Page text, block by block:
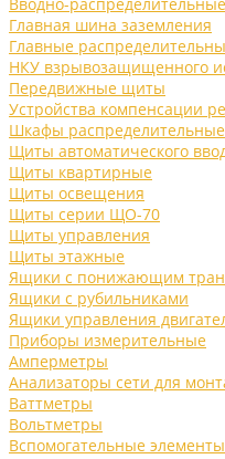
Главная шина заземления
Главные
НКУ взрывозащищенного
Передвижные щиты
Устройства компенсации
Шкафы распределительные
Щиты автоматического
Щиты квартирные
Щиты освещения
Щиты серии ЩО-70
Щиты управления
Щиты этажные
Ящики с понижающим
Ящики с рубильниками
Ящики управления
Приборы измерительные
Амперметры
Анализаторы сети для
Ваттметры
Вольтметры
Вспомогательные